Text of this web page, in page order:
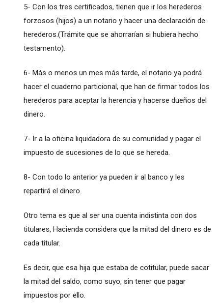
5- Con los tres certificados, tienen que ir los herederos
forzosos (hijos) a un notario y hacer una declaración de
herederos.(Trámite que se ahorrarían si hubiera hecho
testamento).
6- Más o menos un mes más tarde, el notario ya podrá
hacer el cuaderno particional, que han de firmar todos los
herederos para aceptar la herencia y hacerse dueños del
dinero.
7- Ir a la oficina liquidadora de su comunidad y pagar el
impuesto de sucesiones de lo que se hereda.
8- Con todo lo anterior ya pueden ir al banco y les
repartirá el dinero.
Otro tema es que al ser una cuenta indistinta con dos
titulares, Hacienda considera que la mitad del dinero es de
cada titular.
Es decir, que esa hija que estaba de cotitular, puede sacar
la mitad del saldo, como suyo, sin tener que pagar
impuestos por ello.